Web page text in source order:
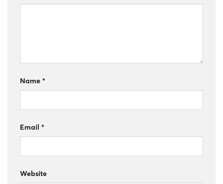
Name *
Email *
Website